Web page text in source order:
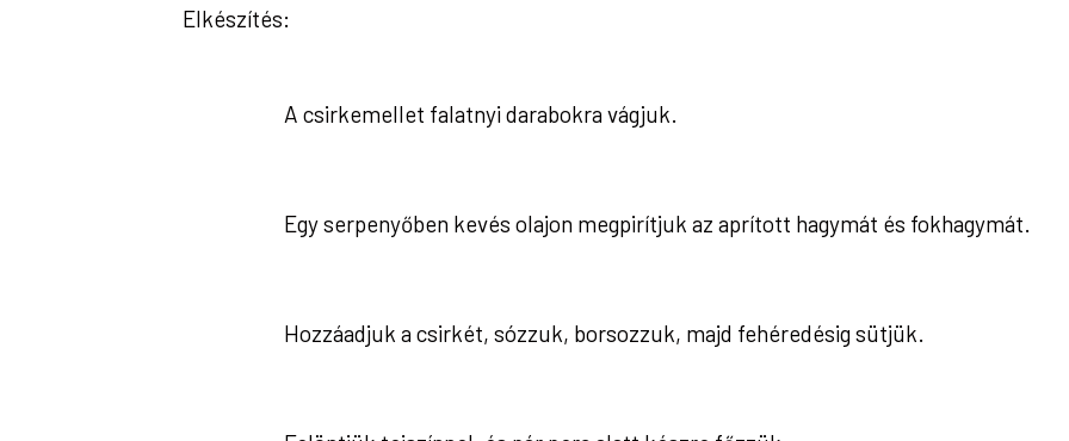
Elkészítés:
A csirkemellet falatnyi darabokra vágjuk.
Egy serpenyőben kevés olajon megpirítjuk az aprított hagymát és fokhagymát.
Hozzáadjuk a csirkét, sózzuk, borsozzuk, majd fehéredésig sütjük.